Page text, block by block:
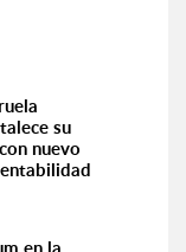
su
nuevo